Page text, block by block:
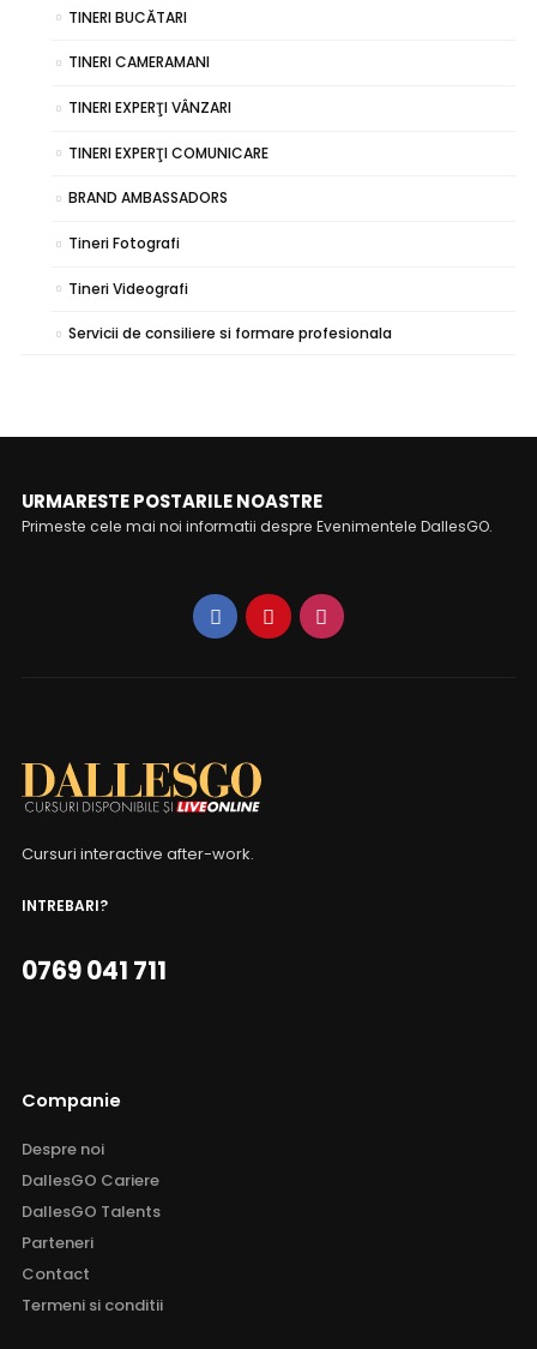
TINERI BUCĂTARI
TINERI CAMERAMANI
TINERI EXPERŢI VÂNZARI
TINERI EXPERŢI COMUNICARE
BRAND AMBASSADORS
Tineri Fotografi
Tineri Videografi
Servicii de consiliere si formare profesionala
URMARESTE POSTARILE NOASTRE
Primeste cele mai noi informatii despre Evenimentele DallesGO.
Cursuri interactive after-work.
INTREBARI?
0769 041 711
Companie
Despre noi
DallesGO Cariere
DallesGO Talents
Parteneri
Contact
Termeni si conditii